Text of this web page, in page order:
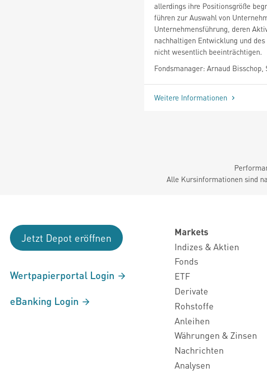
allerdings ihre Positionsgröße
führen zur Auswahl von
Unternehmensführung, deren
nachhaltigen Entwicklung und
nicht wesentlich beeinträchtigen.
Fondsmanager: Arnaud
Weitere Informationen
Alle Kursinformationen sind
Jetzt Depot eröffnen
Wertpapierportal Login
eBanking Login
Markets
Indizes & Aktien
Fonds
ETF
Derivate
Rohstoffe
Anleihen
Währungen & Zinsen
Nachrichten
Analysen